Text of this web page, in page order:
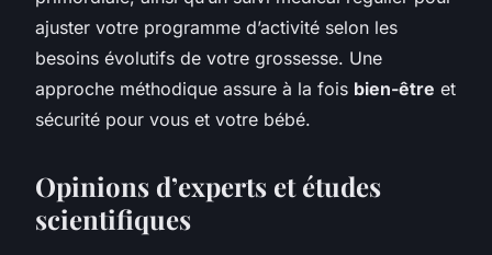
ajuster votre programme d’activité selon les
besoins évolutifs de votre grossesse. Une
approche méthodique assure à la fois bien-être et
sécurité pour vous et votre bébé.
Opinions d’experts et études
scientifiques